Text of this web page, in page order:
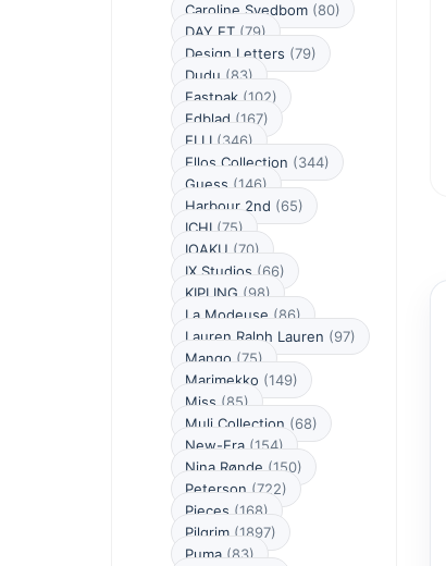
Caroline Svedbom (80)
DAY ET (79)
Design Letters (79)
Dudu (83)
Eastpak (102)
Edblad (167)
ELLI (346)
Ellos Collection (344)
Guess (146)
Harbour 2nd (65)
ICHI (75)
IOAKU (70)
IX Studios (66)
KIPLING (98)
La Modeuse (86)
Lauren Ralph Lauren (97)
Mango (75)
Marimekko (149)
Miss (85)
Muli Collection (68)
New-Era (154)
Nina Rønde (150)
Peterson (722)
Pieces (168)
Pilgrim (1897)
Puma (83)